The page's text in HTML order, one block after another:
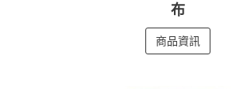
布
商品資訊